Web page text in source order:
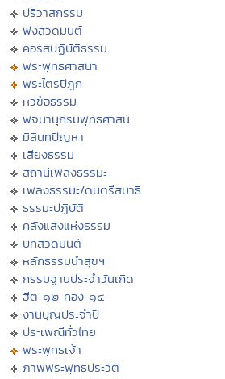
ปริวาสกรรม
ฟังสวดมนต์
คอร์สปฏิบัติธรรม
พระพุทธศาสนา
พระไตรปิฏก
หัวข้อธรรม
พจนานุกรมพุทธศาสน์
มิลินทปัญหา
เสียงธรรม
สถานีเพลงธรรมะ
เพลงธรรมะ/ดนตรีสมาธิ
ธรรมะปฏิบัติ
คลังแสงแห่งธรรม
บทสวดมนต์
หลักธรรมนำสุขฯ
กรรมฐานประจำวันเกิด
ฮีต ๑๒ คอง ๑๔
งานบุญประจำปี
ประเพณีทั่วไทย
พระพุทธเจ้า
ภาพพระพุทธประวัติ